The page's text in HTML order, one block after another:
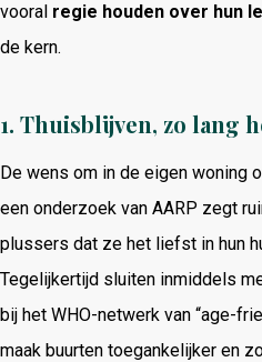
vooral regie houden over hun
de kern.
1. Thuisblijven, zo lang
De wens om in de eigen woning
een onderzoek van AARP zegt
plussers dat ze het liefst in hun
Tegelijkertijd sluiten inmiddels
bij het WHO-netwerk van “age-
maak buurten toegankelijker en